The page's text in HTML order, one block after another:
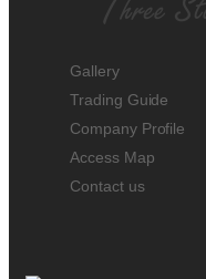
Gallery
Trading Guide
Company Profile
Access Map
Contact us